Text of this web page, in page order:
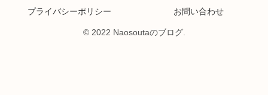
プライバシーポリシー
お問い合わせ
© 2022 Naosoutaのブログ.